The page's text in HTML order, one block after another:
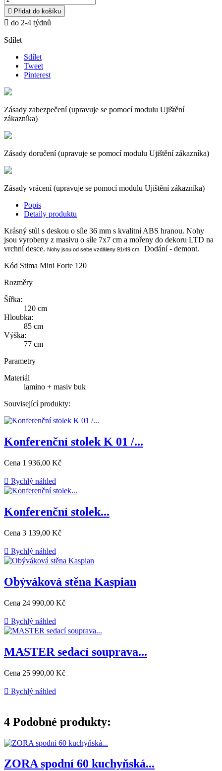
 Přidat do košíku
 do 2-4 týdnů
Sdílet
Sdílet
Tweet
Pinterest
Zásady zabezpečení (upravuje se pomocí modulu Ujištění
zákazníka)
Zásady doručení (upravuje se pomocí modulu Ujištění zákazníka)
Zásady vrácení (upravuje se pomocí modulu Ujištění zákazníka)
Popis
Detaily produktu
Krásný stůl s deskou o síle 36 mm s kvalitní ABS hranou. Nohy
jsou vyrobeny z masivu o síle 7x7 cm a mořeny do dekoru LTD na
vrchní desce. Nohy jsou od sebe vzdáleny 91/49 cm.
Dodání - demont.
Kód Stima Mini Forte 120
Rozměry
Šířka:
120 cm
Hloubka:
85 cm
Výška:
77 cm
Parametry
Materiál
lamino + masiv buk
Související produkty:
Konferenční stolek K 01 /...
Cena 1 936,00 Kč
 Rychlý náhled
Konferenční stolek...
Cena 3 139,00 Kč
 Rychlý náhled
Obýváková stěna Kaspian
Cena 24 990,00 Kč
 Rychlý náhled
MASTER sedací souprava...
Cena 25 990,00 Kč
 Rychlý náhled
4 Podobné produkty:
ZORA spodní 60 kuchyňská...